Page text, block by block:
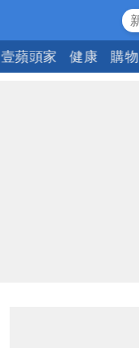
壹蘋頭家 健康 購物